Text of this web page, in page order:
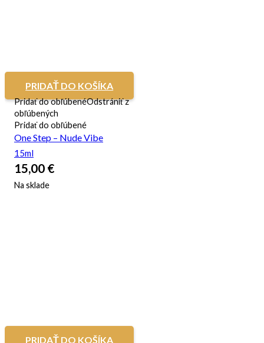
PRIDAŤ DO KOŠÍKA
Pridať do obľúbenéOdstrániť z
obľúbených
Pridať do obľúbené
One Step – Nude Vibe
15ml
15,00 €
Na sklade
PRIDAŤ DO KOŠÍKA